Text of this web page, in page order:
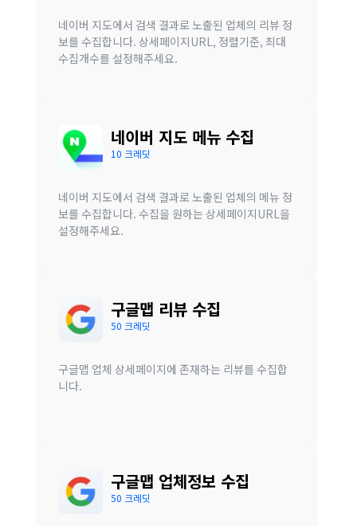
네이버 지도에서 검색 결과로 노출된 업체의 리뷰 정
보를 수집합니다. 상세페이지URL, 정렬기준, 최대
수집개수를 설정해주세요.
네이버 지도 메뉴 수집
10 크레딧
네이버 지도에서 검색 결과로 노출된 업체의 메뉴 정
보를 수집합니다. 수집을 원하는 상세페이지URL을
설정해주세요.
구글맵 리뷰 수집
50 크레딧
구글맵 업체 상세페이지에 존재하는 리뷰를 수집합
니다.
구글맵 업체정보 수집
50 크레딧